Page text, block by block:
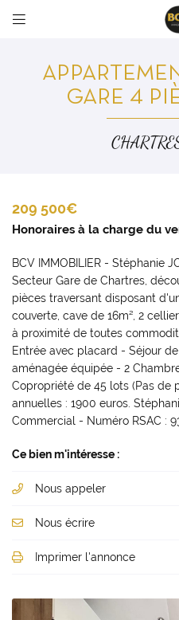

36 avenue du Maréchal
02 37 99 93 28
En cochant cette case, vous consentez
l'adresse email indiqué ci-dessus. Vous
utilisantle formulaire de désinscription
GARE 4
209 500€
Honoraires à la charge du
BCV IMMOBILIER - Stéphanie
Secteur Gare de Chartres,
pièces traversant disposant
couverte, cave de 16m², 2
à proximité de toutes
Entrée avec placard - Séjour
aménagée équipée - 2
Copropriété de 45 lots (Pas de
annuelles : 1900 euros.
Commercial - Numéro RSAC :
Ce bien m'intéresse :
Nous appeler
Nous écrire
Imprimer l'annonce